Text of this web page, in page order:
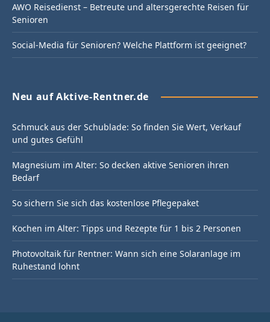
AWO Reisedienst – Betreute und altersgerechte Reisen für
Senioren
Social-Media für Senioren? Welche Plattform ist geeignet?
Neu auf Aktive-Rentner.de
Schmuck aus der Schublade: So finden Sie Wert, Verkauf
und gutes Gefühl
Magnesium im Alter: So decken aktive Senioren ihren
Bedarf
So sichern Sie sich das kostenlose Pflegepaket
Kochen im Alter: Tipps und Rezepte für 1 bis 2 Personen
Photovoltaik für Rentner: Wann sich eine Solaranlage im
Ruhestand lohnt